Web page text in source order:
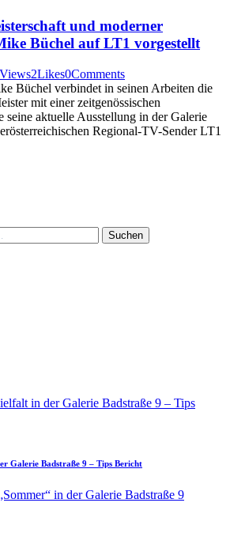
und moderner
Büchel auf LT1 vorgestellt
Views2Likes0Comments
Büchel verbindet in seinen Arbeiten die
mit einer zeitgenössischen
aktuelle Ausstellung in der Galerie
Regional-TV-Sender LT1
Galerie Badstraße 9 – Tips Bericht